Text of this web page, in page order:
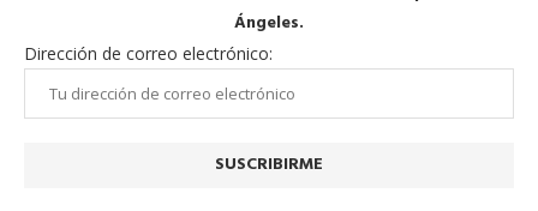
Ángeles.
Dirección de correo electrónico: